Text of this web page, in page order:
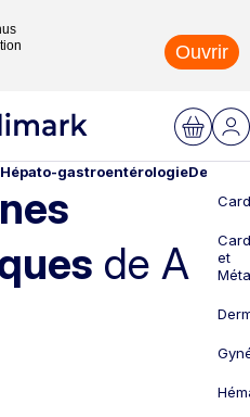
Ouvrir
Hépato-gastroentérologie
de A
et